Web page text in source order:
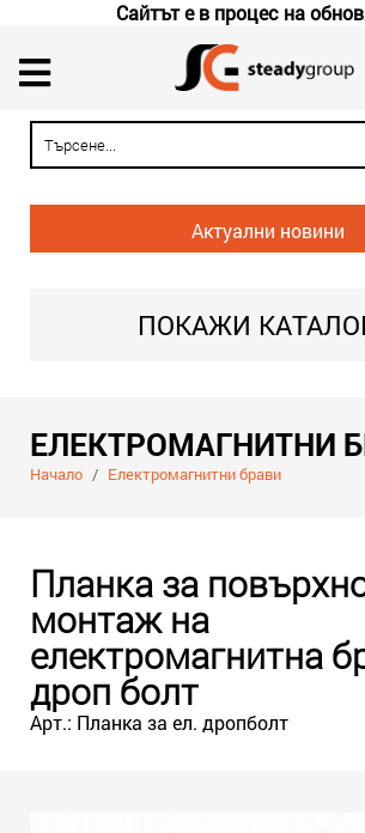
Сайтът е в процес на
Актуални новини
ПОКАЖИ
ЕЛЕКТРОМАГНИТНИ
Начало / Електромагнитни брави
Планка за
монтаж на
електромагнитна
дроп болт
Арт.: Планка за ел. дропболт